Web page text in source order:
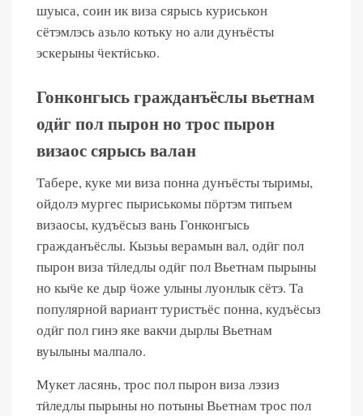
шуыса, соин ик виза сярысь куриськон
сётэмлэсь азьло котьку но али дунъёсты
эскерыны ӵектӥсько.
Гонконгысь гражданъёслы вьетнам
одӥг пол пырон но трос пырон
визаос сярысь валан
Табере, куке ми виза понна дунъёсты тыримы,
ойдолэ мургес пыриськомы пӧртэм типъем
визаосы, кудъёсыз вань Гонконгысь
гражданъёслы. Кызьы верамын вал, одӥг пол
пырон виза тӥледлы одӥг пол Вьетнам пырыны
но кыӵе ке дыр ӵоже улыны луонлык сётэ. Та
популярной вариант туристъёс понна, кудъёсыз
одӥг пол гинэ яке вакчи дырлы Вьетнам
вуылыны малпало.
Мукет ласянь, трос пол пырон виза лэзиз
тӥледлы пырыны но потыны Вьетнам трос пол